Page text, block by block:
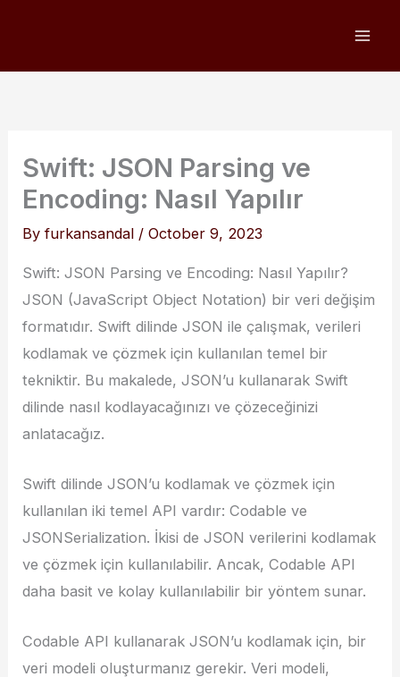
Swift: JSON Parsing ve
Encoding: Nasıl Yapılır
Byfurkansandal /October 9, 2023
Swift: JSON Parsing ve Encoding: Nasıl Yapılır?
JSON (JavaScript Object Notation) bir veri değişim
formatıdır. Swift dilinde JSON ile çalışmak, verileri
kodlamak ve çözmek için kullanılan temel bir
tekniktir. Bu makalede, JSON’u kullanarak Swift
dilinde nasıl kodlayacağınızı ve çözeceğinizi
anlatacağız.
Swift dilinde JSON’u kodlamak ve çözmek için
kullanılan iki temel API vardır: Codable ve
JSONSerialization. İkisi de JSON verilerini kodlamak
ve çözmek için kullanılabilir. Ancak, Codable API
daha basit ve kolay kullanılabilir bir yöntem sunar.
Codable API kullanarak JSON’u kodlamak için, bir
veri modeli oluşturmanız gerekir. Veri modeli,